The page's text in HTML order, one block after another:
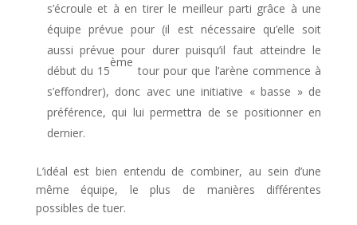
s’écroule et à en tirer le meilleur parti grâce à une
équipe prévue pour (il est nécessaire qu’elle soit
aussi prévue pour durer puisqu’il faut atteindre le
début du 15
ème
tour pour que l’arène commence à
s’effondrer), donc avec une initiative « basse » de
préférence, qui lui permettra de se positionner en
dernier.
L’idéal est bien entendu de combiner, au sein d’une
même équipe, le plus de manières différentes
possibles de tuer.